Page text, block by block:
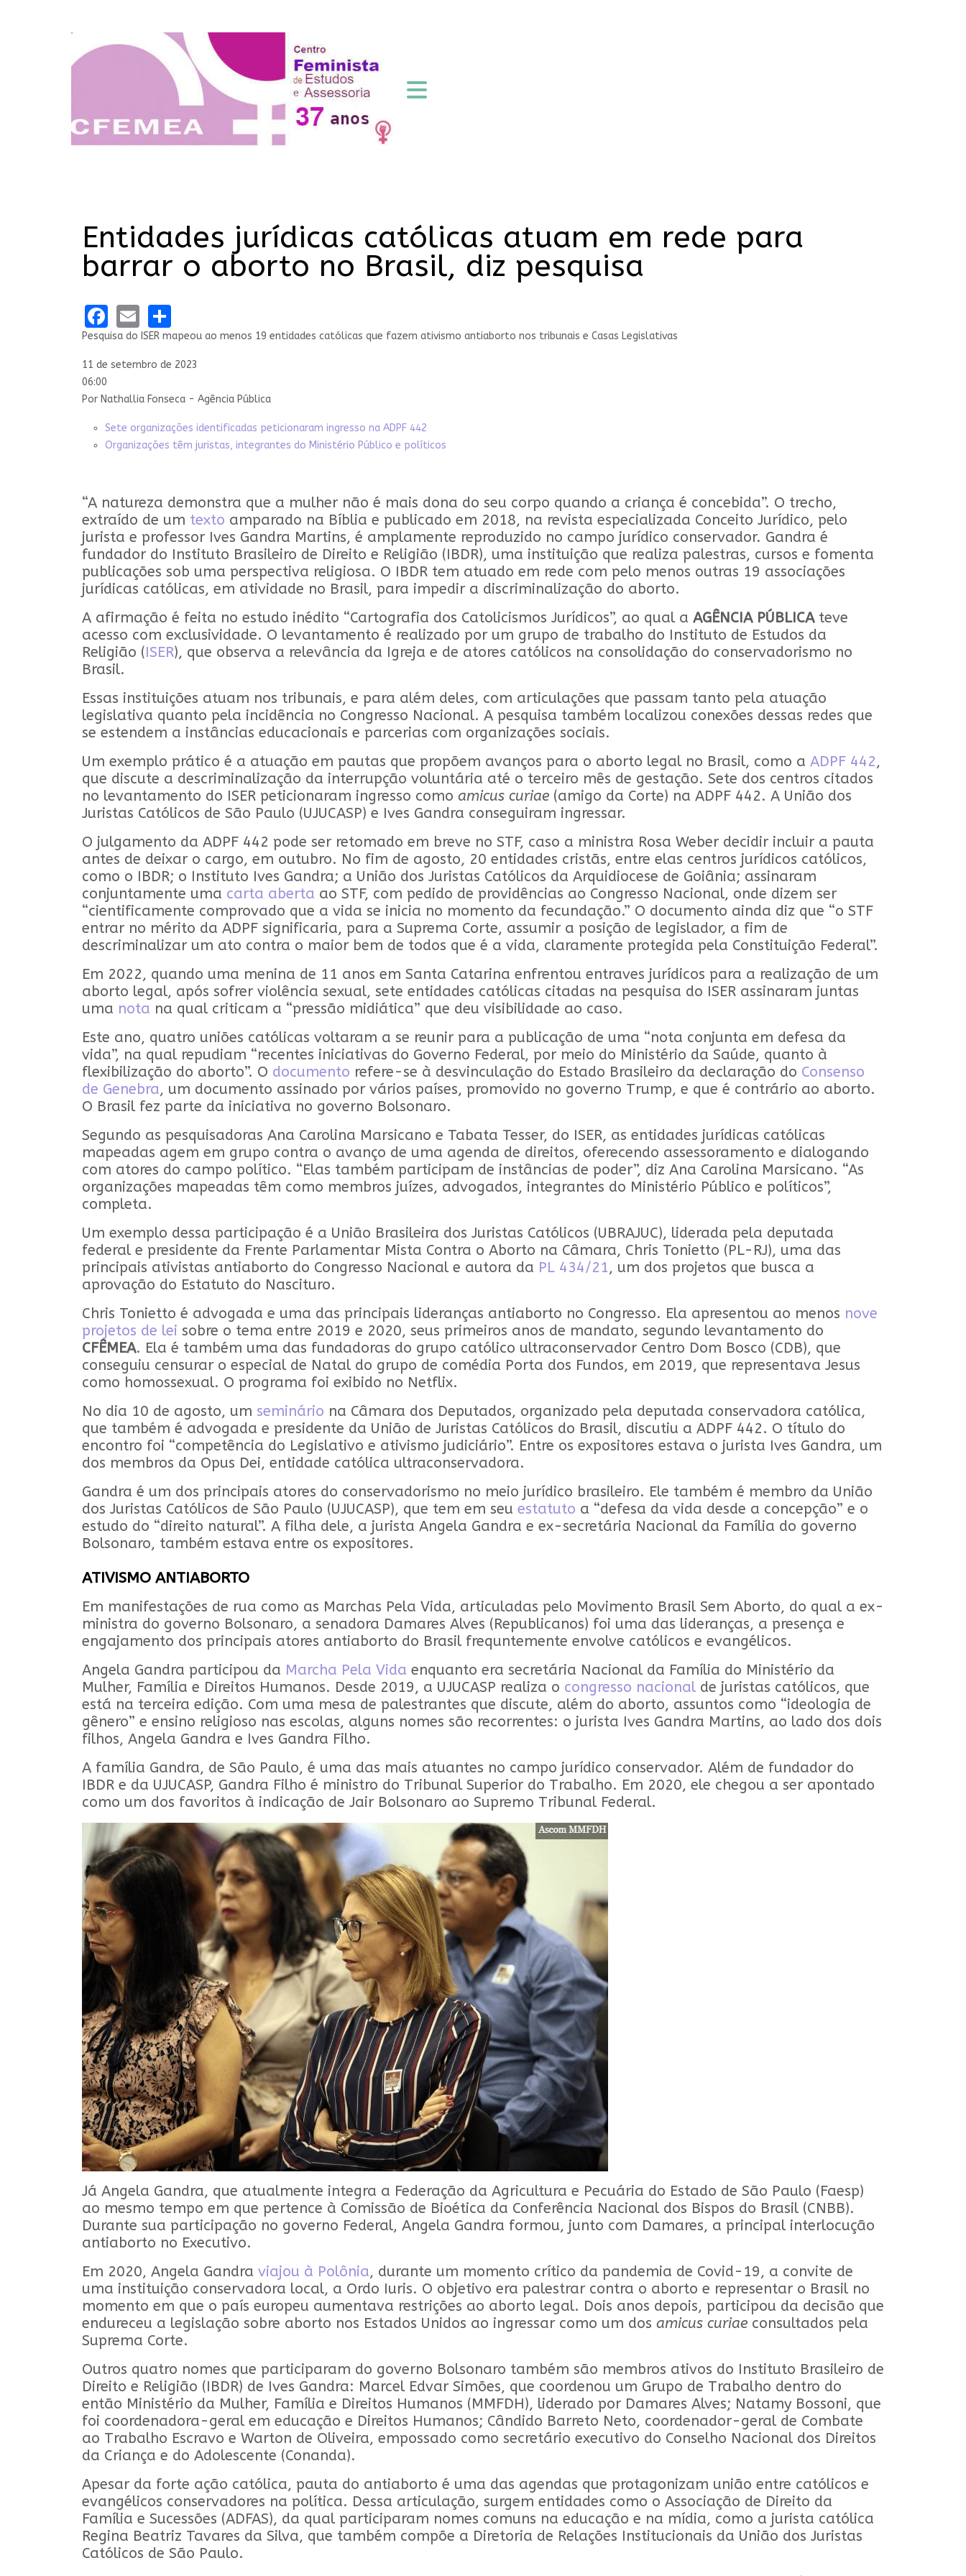
Entidades jurídicas católicas atuam em rede para
barrar o aborto no Brasil, diz pesquisa
Facebook
Email
Pesquisa do ISER mapeou ao menos 19 entidades católicas que fazem ativismo antiaborto nos tribunais e Casas Legislativas
11 de setembro de 2023
06:00
Por Nathallia Fonseca - Agência Pública
Sete organizações identificadas peticionaram ingresso na ADPF 442
Organizações têm juristas, integrantes do Ministério Público e políticos
“A natureza demonstra que a mulher não é mais dona do seu corpo quando a criança é concebida”. O trecho,
extraído de um texto amparado na Bíblia e publicado em 2018, na revista especializada Conceito Jurídico, pelo
jurista e professor Ives Gandra Martins, é amplamente reproduzido no campo jurídico conservador. Gandra é
fundador do Instituto Brasileiro de Direito e Religião (IBDR), uma instituição que realiza palestras, cursos e fomenta
publicações sob uma perspectiva religiosa. O IBDR tem atuado em rede com pelo menos outras 19 associações
jurídicas católicas, em atividade no Brasil, para impedir a discriminalização do aborto.
A afirmação é feita no estudo inédito “Cartografia dos Catolicismos Jurídicos”, ao qual a AGÊNCIA PÚBLICAteve
acesso com exclusividade. O levantamento é realizado por um grupo de trabalho do Instituto de Estudos da
Religião (ISER), que observa a relevância da Igreja e de atores católicos na consolidação do conservadorismo no
Brasil.
Essas instituições atuam nos tribunais, e para além deles, com articulações que passam tanto pela atuação
legislativa quanto pela incidência no Congresso Nacional. A pesquisa também localizou conexões dessas redes que
se estendem a instâncias educacionais e parcerias com organizações sociais.
Um exemplo prático é a atuação em pautas que propõem avanços para o aborto legal no Brasil, como a ADPF 442,
que discute a descriminalização da interrupção voluntária até o terceiro mês de gestação. Sete dos centros citados
no levantamento do ISER peticionaram ingresso como amicus curiae (amigo da Corte) na ADPF 442. A União dos
Juristas Católicos de São Paulo (UJUCASP) e Ives Gandra conseguiram ingressar.
O julgamento da ADPF 442 pode ser retomado em breve no STF, caso a ministra Rosa Weber decidir incluir a pauta
antes de deixar o cargo, em outubro. No fim de agosto, 20 entidades cristãs, entre elas centros jurídicos católicos,
como o IBDR; o Instituto Ives Gandra; a União dos Juristas Católicos da Arquidiocese de Goiânia; assinaram
conjuntamente uma carta aberta ao STF, com pedido de providências ao Congresso Nacional, onde dizem ser
“cientificamente comprovado que a vida se inicia no momento da fecundação.” O documento ainda diz que “o STF
entrar no mérito da ADPF significaria, para a Suprema Corte, assumir a posição de legislador, a fim de
descriminalizar um ato contra o maior bem de todos que é a vida, claramente protegida pela Constituição Federal”.
Em 2022, quando uma menina de 11 anos em Santa Catarina enfrentou entraves jurídicos para a realização de um
aborto legal, após sofrer violência sexual, sete entidades católicas citadas na pesquisa do ISER assinaram juntas
uma nota na qual criticam a “pressão midiática” que deu visibilidade ao caso.
Este ano, quatro uniões católicas voltaram a se reunir para a publicação de uma “nota conjunta em defesa da
vida”, na qual repudiam “recentes iniciativas do Governo Federal, por meio do Ministério da Saúde, quanto à
flexibilização do aborto”. O documento refere-se à desvinculação do Estado Brasileiro da declaração do Consenso
de Genebra, um documento assinado por vários países, promovido no governo Trump, e que é contrário ao aborto.
O Brasil fez parte da iniciativa no governo Bolsonaro.
Segundo as pesquisadoras Ana Carolina Marsicano e Tabata Tesser, do ISER, as entidades jurídicas católicas
mapeadas agem em grupo contra o avanço de uma agenda de direitos, oferecendo assessoramento e dialogando
com atores do campo político. “Elas também participam de instâncias de poder”, diz Ana Carolina Marsicano. “As
organizações mapeadas têm como membros juízes, advogados, integrantes do Ministério Público e políticos”,
completa.
Um exemplo dessa participação é a União Brasileira dos Juristas Católicos (UBRAJUC), liderada pela deputada
federal e presidente da Frente Parlamentar Mista Contra o Aborto na Câmara, Chris Tonietto (PL-RJ), uma das
principais ativistas antiaborto do Congresso Nacional e autora da PL 434/21, um dos projetos que busca a
aprovação do Estatuto do Nascituro.
Chris Tonietto é advogada e uma das principais lideranças antiaborto no Congresso. Ela apresentou ao menos nove
projetos de lei sobre o tema entre 2019 e 2020, seus primeiros anos de mandato, segundo levantamento do
CFÊMEA. Ela é também uma das fundadoras do grupo católico ultraconservador Centro Dom Bosco (CDB), que
conseguiu censurar o especial de Natal do grupo de comédia Porta dos Fundos, em 2019, que representava Jesus
como homossexual. O programa foi exibido no Netflix.
No dia 10 de agosto, um seminário na Câmara dos Deputados, organizado pela deputada conservadora católica,
que também é advogada e presidente da União de Juristas Católicos do Brasil, discutiu a ADPF 442. O título do
encontro foi “competência do Legislativo e ativismo judiciário”. Entre os expositores estava o jurista Ives Gandra, um
dos membros da Opus Dei, entidade católica ultraconservadora.
Gandra é um dos principais atores do conservadorismo no meio jurídico brasileiro. Ele também é membro da União
dos Juristas Católicos de São Paulo (UJUCASP), que tem em seu estatuto a “defesa da vida desde a concepção” e o
estudo do “direito natural”. A filha dele, a jurista Angela Gandra e ex-secretária Nacional da Família do governo
Bolsonaro, também estava entre os expositores.
ATIVISMO ANTIABORTO
Em manifestações de rua como as Marchas Pela Vida, articuladas pelo Movimento Brasil Sem Aborto, do qual a ex-
ministra do governo Bolsonaro, a senadora Damares Alves (Republicanos) foi uma das lideranças, a presença e
engajamento dos principais atores antiaborto do Brasil frequntemente envolve católicos e evangélicos.
Angela Gandra participou da Marcha Pela Vida enquanto era secretária Nacional da Família do Ministério da
Mulher, Família e Direitos Humanos. Desde 2019, a UJUCASP realiza o congresso nacional de juristas católicos, que
está na terceira edição. Com uma mesa de palestrantes que discute, além do aborto, assuntos como “ideologia de
gênero” e ensino religioso nas escolas, alguns nomes são recorrentes: o jurista Ives Gandra Martins, ao lado dos dois
filhos, Angela Gandra e Ives Gandra Filho.
A família Gandra, de São Paulo, é uma das mais atuantes no campo jurídico conservador. Além de fundador do
IBDR e da UJUCASP, Gandra Filho é ministro do Tribunal Superior do Trabalho. Em 2020, ele chegou a ser apontado
como um dos favoritos à indicação de Jair Bolsonaro ao Supremo Tribunal Federal.
Já Angela Gandra, que atualmente integra a Federação da Agricultura e Pecuária do Estado de São Paulo (Faesp)
ao mesmo tempo em que pertence à Comissão de Bioética da Conferência Nacional dos Bispos do Brasil (CNBB).
Durante sua participação no governo Federal, Angela Gandra formou, junto com Damares, a principal interlocução
antiaborto no Executivo.
Em 2020, Angela Gandra viajou à Polônia, durante um momento crítico da pandemia de Covid-19, a convite de
uma instituição conservadora local, a Ordo Iuris. O objetivo era palestrar contra o aborto e representar o Brasil no
momento em que o país europeu aumentava restrições ao aborto legal. Dois anos depois, participou da decisão que
endureceu a legislação sobre aborto nos Estados Unidos ao ingressar como um dos amicus curiae consultados pela
Suprema Corte.
Outros quatro nomes que participaram do governo Bolsonaro também são membros ativos do Instituto Brasileiro de
Direito e Religião (IBDR) de Ives Gandra: Marcel Edvar Simões, que coordenou um Grupo de Trabalho dentro do
então Ministério da Mulher, Família e Direitos Humanos (MMFDH), liderado por Damares Alves; Natamy Bossoni, que
foi coordenadora-geral em educação e Direitos Humanos; Cândido Barreto Neto, coordenador-geral de Combate
ao Trabalho Escravo e Warton de Oliveira, empossado como secretário executivo do Conselho Nacional dos Direitos
da Criança e do Adolescente (Conanda).
Apesar da forte ação católica, pauta do antiaborto é uma das agendas que protagonizam união entre católicos e
evangélicos conservadores na política. Dessa articulação, surgem entidades como o Associação de Direito da
Família e Sucessões (ADFAS), da qual participaram nomes comuns na educação e na mídia, como a jurista católica
Regina Beatriz Tavares da Silva, que também compõe a Diretoria de Relações Institucionais da União dos Juristas
Católicos de São Paulo.